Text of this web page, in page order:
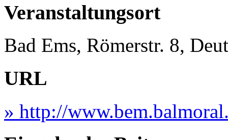
Veranstaltungsort
Bad Ems, Römerstr. 8,
URL
» http://